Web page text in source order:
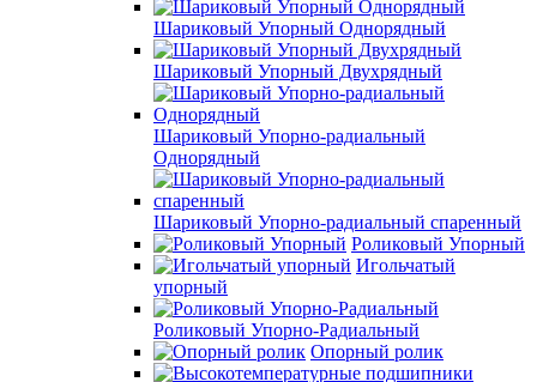
Шариковый Упорный Однорядный
Шариковый Упорный Двухрядный
Шариковый Упорно-радиальный
Однорядный
Шариковый Упорно-радиальный спаренный
Роликовый Упорный
Игольчатый
упорный
Роликовый Упорно-Радиальный
Опорный ролик